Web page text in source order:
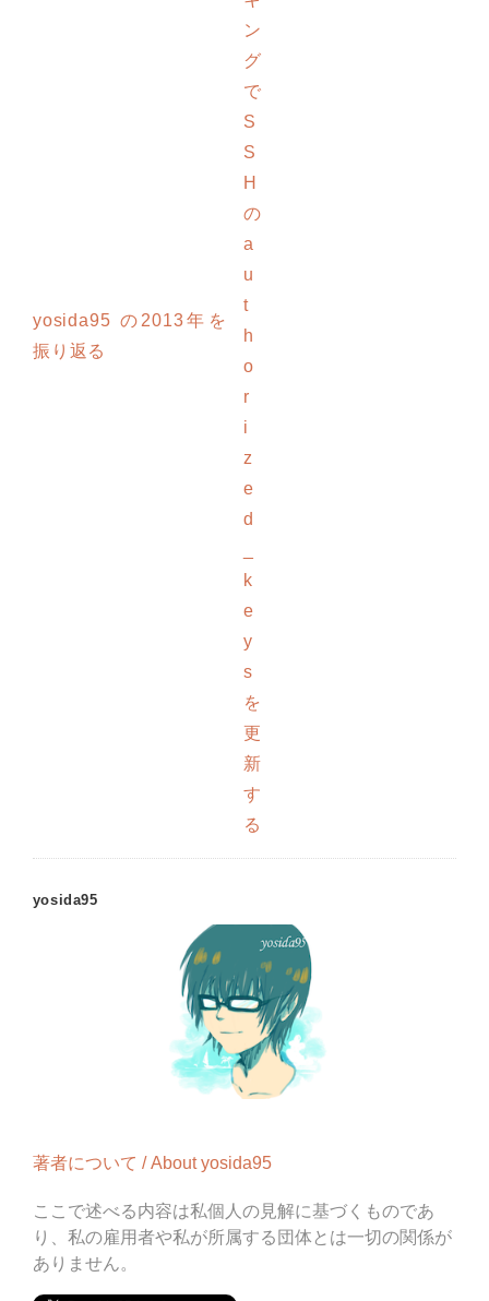
yosida95 の2013年を
振り返る
ン
グ
で
S
S
H
の
a
u
t
h
o
r
i
z
e
d
k
e
y
s
を
更
新
す
る
yosida95
著者について / About yosida95
ここで述べる内容は私個人の見解に基づくものであ
り、私の雇用者や私が所属する団体とは一切の関係が
ありません。